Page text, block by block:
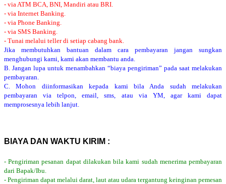
- via ATM BCA, BNI, Mandiri atau BRI.
- via Internet Banking.
- via Phone Banking.
- via SMS Banking.
- Tunai melalui teller di setiap cabang bank.
Jika membutuhkan bantuan dalam cara pembayaran jangan sungkan
menghubungi kami, kami akan membantu anda.
B. Jangan lupa untuk menambahkan “biaya pengiriman” pada saat melakukan
pembayaran.
C. Mohon diinformasikan kepada kami bila Anda sudah melakukan
pembayaran via telpon, email, sms, atau via YM, agar kami dapat
memprosesnya lebih lanjut.
BIAYA DAN WAKTU KIRIM :
- Pengiriman pesanan dapat dilakukan bila kami sudah menerima pembayaran
dari Bapak/Ibu.
- Pengiriman dapat melalui darat, laut atau udara tergantung keinginan pemesan